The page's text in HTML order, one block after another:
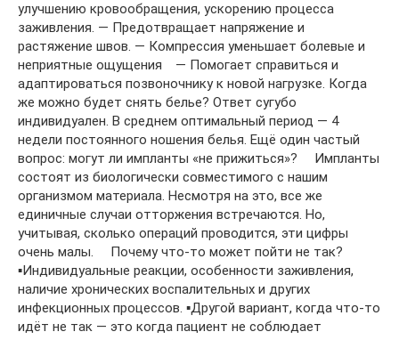
улучшению кровообращения, ускорению процесса
заживления. — Предотвращает напряжение и
растяжение швов. — Компрессия уменьшает болевые и
неприятные ощущения⠀ — Помогает справиться и
адаптироваться позвоночнику к новой нагрузке. Когда
же можно будет снять белье? Ответ сугубо
индивидуален. В среднем оптимальный период — 4
недели постоянного ношения белья. Ещё один частый
вопрос: могут ли импланты «не прижиться»? ⠀ Импланты
состоят из биологически совместимого с нашим
организмом материала. Несмотря на это, все же
единичные случаи отторжения встречаются. Но,
учитывая, сколько операций проводится, эти цифры
очень малы. ⠀ Почему что-то может пойти не так? ⠀
▪Индивидуальные реакции, особенности заживления,
наличие хронических воспалительных и других
инфекционных процессов. ▪Другой вариант, когда что-то
идёт не так — это когда пациент не соблюдает